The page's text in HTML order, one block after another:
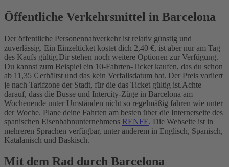
Öffentliche Verkehrsmittel in Barcelona
Der öffentliche Personennahverkehr ist relativ günstig und
zuverlässig. Ein Einzelticket kostet dich 2,40 €, ist aber nur am Tag
des Kaufs gültig.Dir stehen noch weitere Optionen zur Verfügung.
Du kannst zum Beispiel ein 10-Fahrten-Ticket kaufen, das du schon
ab 11,35 € erhältst und das kein Verfallsdatum hat. Der Preis variiert
je nach Tarifzone der Stadt, für die das Ticket gültig ist.Achte
darauf, dass die Busse und Intercity-Züge in Barcelona am
Wochenende unter Umständen nicht so regelmäßig fahren wie unter
der Woche. Plane deine Fahrten am besten über die Internetseite des
spanischen Eisenbahnunternehmens RENFE. Die Webseite ist in
mehreren Sprachen verfügbar, unter anderem in Englisch, Spanisch,
Katalanisch und Baskisch.
Mit dem Rad durch Barcelona